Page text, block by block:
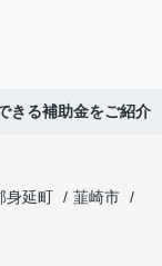
きる補助金をご紹介
身延町
韮崎市